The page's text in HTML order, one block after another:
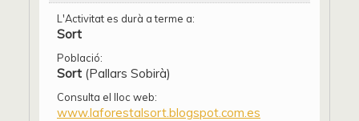
L'Activitat es durà a terme a:
Sort
Població:
Sort (Pallars Sobirà)
Consulta el lloc web:
www.laforestalsort.blogspot.com.es